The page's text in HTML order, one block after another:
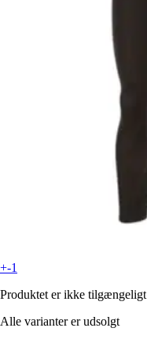
+-1
Produktet er ikke tilgængeligt
Alle varianter er udsolgt